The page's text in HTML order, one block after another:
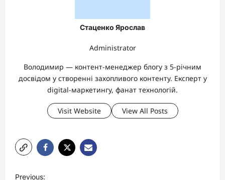
Стаценко Ярослав
Administrator
Володимир — контент-менеджер блогу з 5-річним
досвідом у створенні захопливого контенту. Експерт у
digital-маркетингу, фанат технологій.
Visit Website View All Posts
Previous: